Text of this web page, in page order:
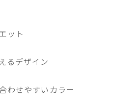
ット
るデザイン
わせやすいカラー